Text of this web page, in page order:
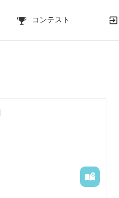
コンテスト